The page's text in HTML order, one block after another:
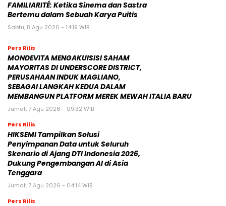
FAMILIARITÉ: Ketika Sinema dan Sastra
Bertemu dalam Sebuah Karya Puitis
Sabtu, 8 Agu 2026 - 14:19 WIB
Pers Rilis
MONDEVITA MENGAKUISISI SAHAM
MAYORITAS DI UNDERSCORE DISTRICT,
PERUSAHAAN INDUK MAGLIANO,
SEBAGAI LANGKAH KEDUA DALAM
MEMBANGUN PLATFORM MEREK MEWAH ITALIA BARU
Jumat, 7 Agu 2026 - 09:32 WIB
Pers Rilis
HIKSEMI Tampilkan Solusi
Penyimpanan Data untuk Seluruh
Skenario di Ajang DTI Indonesia 2026,
Dukung Pengembangan AI di Asia
Tenggara
Jumat, 7 Agu 2026 - 04:14 WIB
Pers Rilis